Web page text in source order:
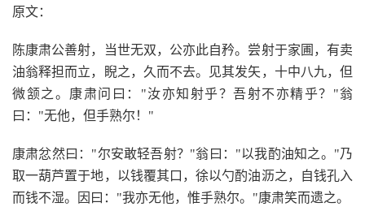
原文：
陈康肃公善射，当世无双，公亦此自矜。尝射于家圃，有卖
油翁释担而立，睨之，久而不去。见其发矢，十中八九，但
微颔之。康肃问曰："汝亦知射乎？吾射不亦精乎？"翁
曰："无他，但手熟尔！"
康肃忿然曰："尔安敢轻吾射？"翁曰："以我酌油知之。"乃
取一葫芦置于地，以钱覆其口，徐以勺酌油沥之，自钱孔入
而钱不湿。因曰："我亦无他，惟手熟尔。"康肃笑而遗之。